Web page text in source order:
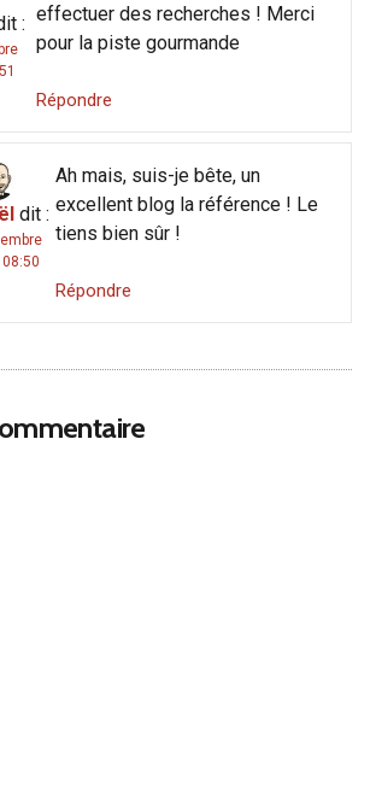
: effectuer des recherches ! Merci
pour la piste gourmande
Répondre
dit :
Ah mais, suis-je bête, un
excellent blog la référence ! Le
tiens bien sûr !
Répondre